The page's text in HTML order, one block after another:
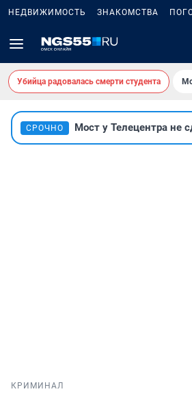
НЕДВИЖИМОСТЬ ЗНАКОМСТВА
Убийца радовалась смерти студента
СРОЧНО Мост у Телецентра не
КРИМИНАЛ